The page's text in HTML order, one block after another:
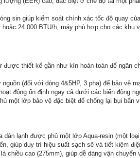
sin giúp kiểm soát chính xác tốc độ quay
24.000 BTU/h, máy phù hợp cho các
được thiết kế gần như kín hoàn toàn để ngăn
(đối với dòng 4&5HP, 3 pha) để bảo vệ
động ổn định ngay cả dưới các biến động
một lớp bảo vệ đặc biệt để chống lại bụi bẩn
lạnh được phủ một lớp Aqua-resin (một
giúp duy trì hiệu suất sạch sẽ và tiết kiệm
chiều cao (275mm), giúp dễ dàng vận chuyển